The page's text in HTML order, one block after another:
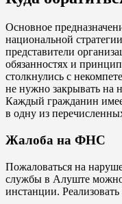
Основное
национальной
представители
обязанностях и
столкнулись с
не нужно закрывать на
Каждый гражданин
в одну из
Жалоба на ФНС
Пожаловаться на
службы в Алуште
инстанции.